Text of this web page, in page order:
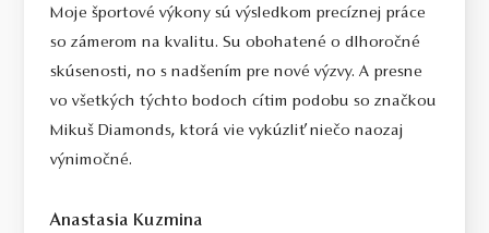
Moje športové výkony sú výsledkom precíznej práce
so zámerom na kvalitu. Su obohatené o dlhoročné
skúsenosti, no s nadšením pre nové výzvy. A presne
vo všetkých týchto bodoch cítim podobu so značkou
Mikuš Diamonds, ktorá vie vykúzliť niečo naozaj
výnimočné.
Anastasia Kuzmina